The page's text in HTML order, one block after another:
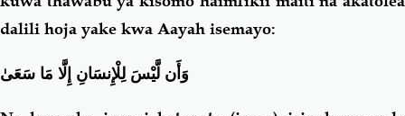
dalili hoja yake kwa Aayah isemayo:
وَأَن لَّيْسَ لِلْإِنسَانِ إِلَّا مَا سَعَىٰ